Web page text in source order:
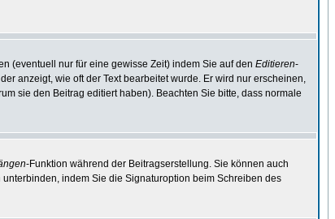
(eventuell nur für eine gewisse Zeit) indem Sie auf den Editieren-
anzeigt, wie oft der Text bearbeitet wurde. Er wird nur erscheinen,
sie den Beitrag editiert haben). Beachten Sie bitte, dass normale
-Funktion während der Beitragserstellung. Sie können auch
indem Sie die Signaturoption beim Schreiben des